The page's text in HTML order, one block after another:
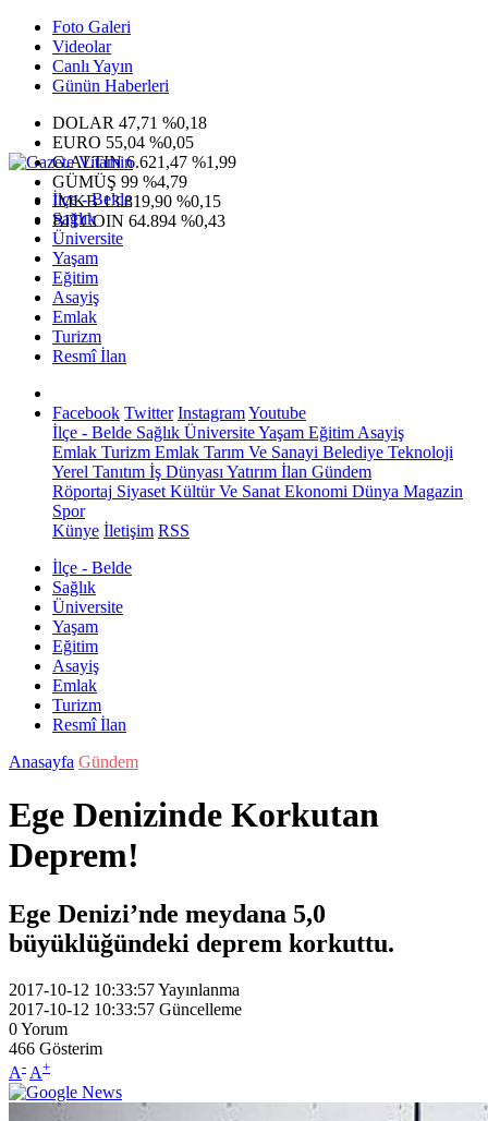
Foto Galeri
Videolar
Canlı Yayın
Günün Haberleri
DOLAR 47,71 %0,18
EURO 55,04 %0,05
G.ALTIN6.621,47 %1,99
GÜMÜŞ 99 %4,79
IMKB13.819,90 %0,15
BITCOIN 64.894 %0,43
İlçe - Belde
Sağlık
Üniversite
Yaşam
Eğitim
Asayiş
Emlak
Turizm
Resmî İlan
Facebook Twitter InstagramYoutube
İlçe - Belde Sağlık ÜniversiteYaşam Eğitim Asayiş
Emlak Turizm Emlak Tarım Ve Sanayi Belediye Teknoloji
Yerel Tanıtım İş Dünyası Yatırım İlan Gündem
Röportaj Siyaset Kültür Ve Sanat Ekonomi Dünya Magazin
Spor
Künye İletişim RSS
İlçe - Belde
Sağlık
Üniversite
Yaşam
Eğitim
Asayiş
Emlak
Turizm
Resmî İlan
Anasayfa Gündem
Ege Denizinde Korkutan
Deprem!
Ege Denizi’nde meydana 5,0
büyüklüğündeki deprem korkuttu.
2017-10-12 10:33:57Yayınlanma
2017-10-12 10:33:57 Güncelleme
0Yorum
466 Gösterim
A- A+